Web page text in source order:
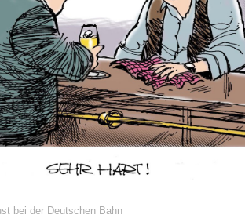
bei der Deutschen Bahn